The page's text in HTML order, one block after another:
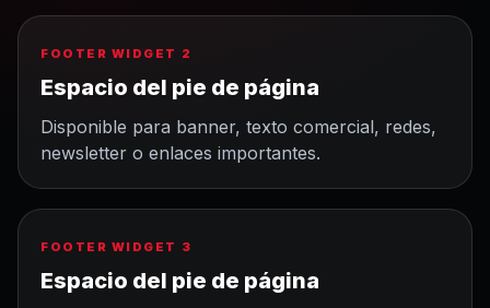
FOOTER WIDGET 2
Espacio del pie de página
Disponible para banner, texto comercial, redes,
newsletter o enlaces importantes.
FOOTER WIDGET 3
Espacio del pie de página